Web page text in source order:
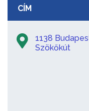
CÍM
1138
Szökőkút